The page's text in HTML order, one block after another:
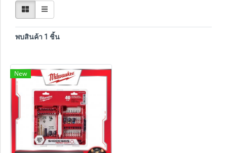
พบสินค้า 1 ชิ้น
New